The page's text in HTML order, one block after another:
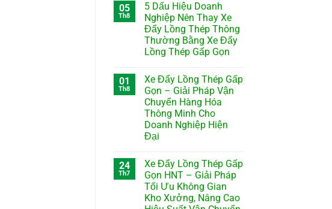
05
Th8
5 Dấu Hiệu Doanh
Nghiệp Nên Thay Xe
Đẩy Lồng Thép Thông
Thường Bằng Xe Đẩy
Lồng Thép Gấp Gọn
01
Th8
Xe Đẩy Lồng Thép Gấp
Gọn – Giải Pháp Vận
Chuyển Hàng Hóa
Thông Minh Cho
Doanh Nghiệp Hiện
Đại
24
Th7
Xe Đẩy Lồng Thép Gấp
Gọn HNT – Giải Pháp
Tối Ưu Không Gian
Kho Xưởng, Nâng Cao